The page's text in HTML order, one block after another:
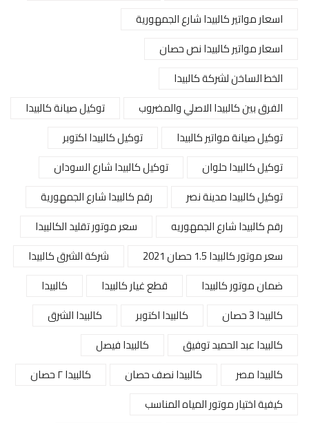
اسعار مواتير كالبيدا شارع الجمهورية
اسعار مواتير كالبيدا نص حصان
الخط الساخن لشركة كالبيدا
الفرق بين كالبيدا الاصلي والمضروب
توكيل صيانة كالبيدا
توكيل صيانة مواتير كالبيدا
توكيل كالبيدا اكتوبر
توكيل كالبيدا حلوان
توكيل كالبيدا شارع السودان
توكيل كالبيدا مدينة نصر
رقم كالبيدا شارع الجمهورية
رقم كالبيدا شارع الجمهوريه
سعر موتور تقليد الكالبيدا
سعر موتور كالبيدا 1.5 حصان 2021
شركة الشرق كالبيدا
ضمان موتور كالبيدا
قطع غيار كالبيدا
كالبيدا
كالبيدا 3 حصان
كالبيدا اكتوبر
كالبيدا الشرق
كالبيدا عبد الحميد توفيق
كالبيدا فيصل
كالبيدا مصر
كالبيدا نصف حصان
كالبيدا ٢ حصان
كيفية اختيار موتور المياه المناسب